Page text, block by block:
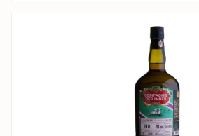
CDI South Pacific Fiji 2010